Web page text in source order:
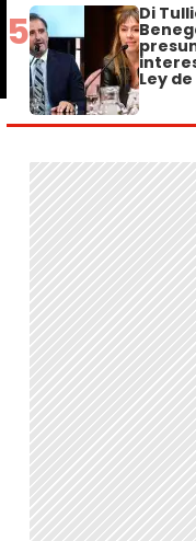
5 Di
Ley